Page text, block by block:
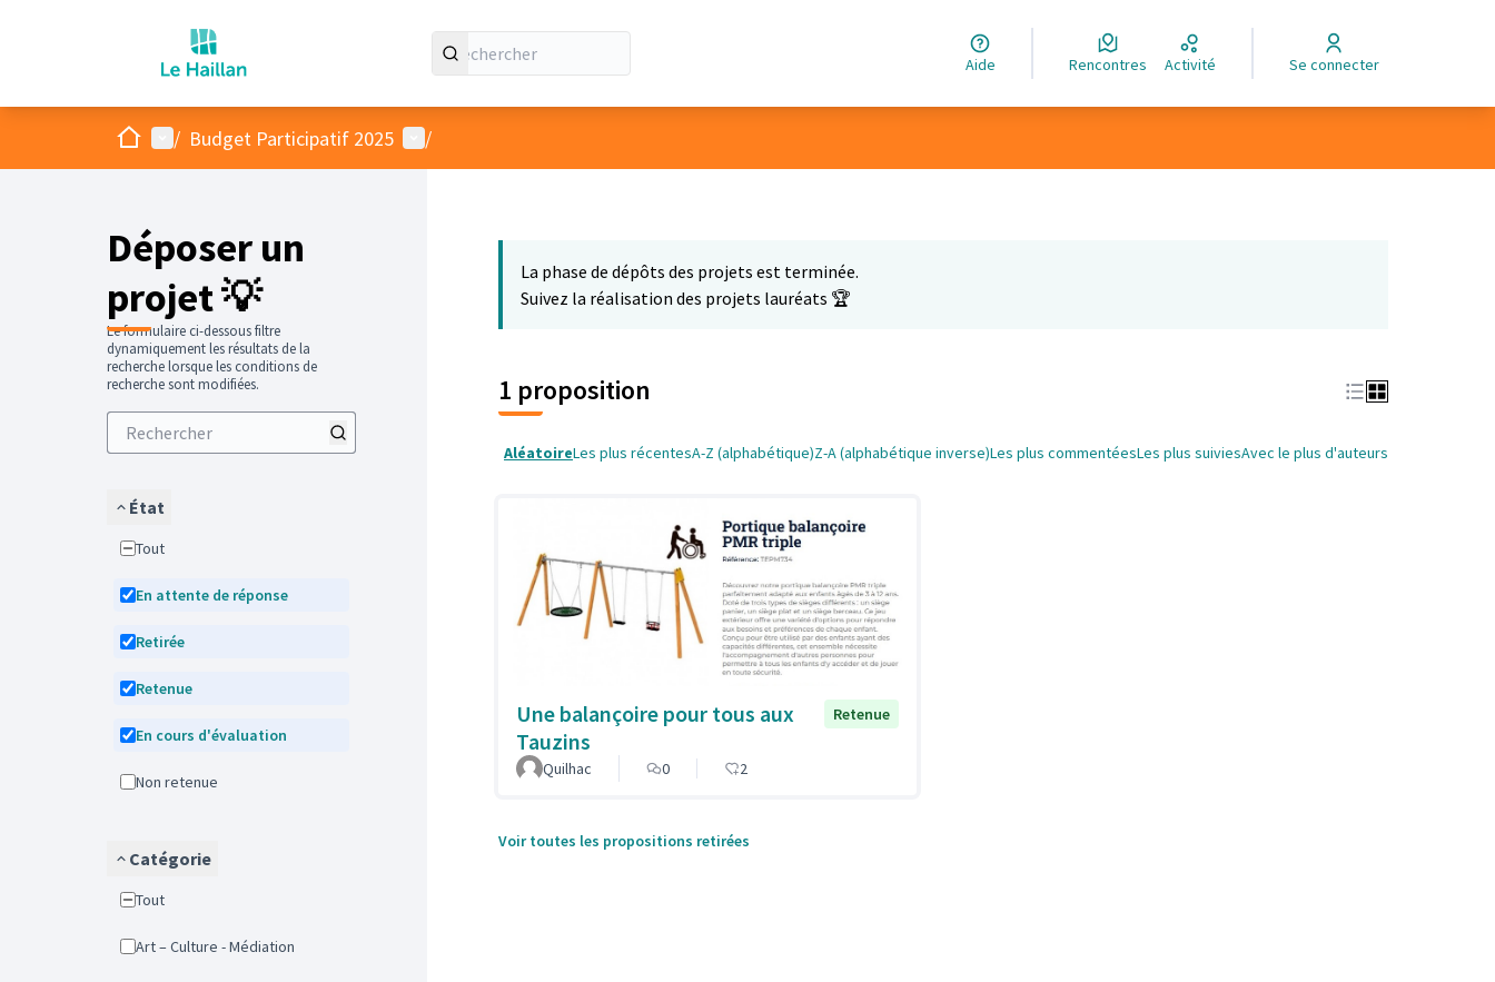
Aide Rencontres Activité Se connecter
AccueilMenu principal
/ Budget Participatif 2025 Menu utilisateur
/
Déposer un
projet 💡
Le formulaire ci-dessous filtre
dynamiquement les résultats de la
recherche lorsque les conditions de
recherche sont modifiées.
État
Tout
En attente de réponse
Retirée
Retenue
En cours d'évaluation
Non retenue
Catégorie
Tout
Art – Culture - Médiation
La phase de dépôts des projets est terminée.
Suivez la réalisation des projets lauréats 🏆
1 proposition
AléatoireLes plus récentesA-Z (alphabétique)Z-A (alphabétique inverse)Les plus commentéesLes plus suiviesAvec le plus d'auteurs
Une balançoire pour tous aux
Tauzins
Retenue
Quilhac 0 2
Voir toutes les propositions retirées